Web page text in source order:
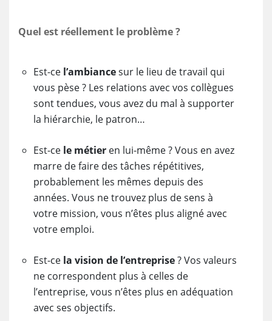
Quel est réellement le problème ?
Est-ce l’ambiancesur le lieu de travail qui
vous pèse ? Les relations avec vos collègues
sont tendues, vous avez du mal à supporter
la hiérarchie, le patron…
Est-ce le métier en lui-même ? Vous en avez
marre de faire des tâches répétitives,
probablement les mêmes depuis des
années. Vous ne trouvez plus de sens à
votre mission, vous n’êtes plus aligné avec
votre emploi.
Est-ce la vision de l’entreprise? Vos valeurs
ne correspondent plus à celles de
l’entreprise, vous n’êtes plus en adéquation
avec ses objectifs.